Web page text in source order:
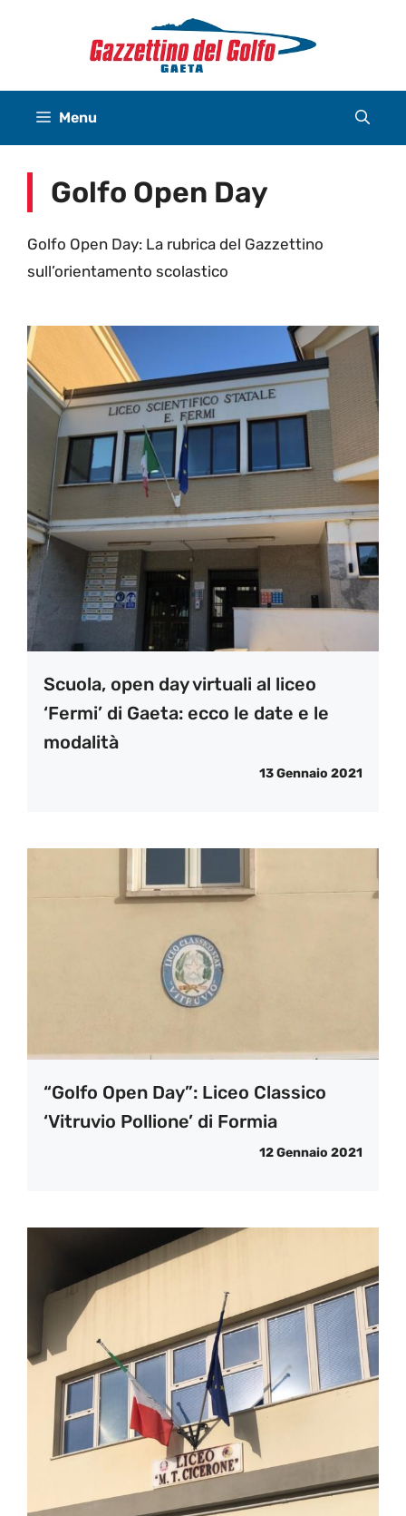
Menu
Golfo Open Day
Golfo Open Day: La rubrica del Gazzettino
sull’orientamento scolastico
Scuola, open day virtuali al liceo
‘Fermi’ di Gaeta: ecco le date e le
modalità
13 Gennaio 2021
“Golfo Open Day”: Liceo Classico
‘Vitruvio Pollione’ di Formia
12 Gennaio 2021